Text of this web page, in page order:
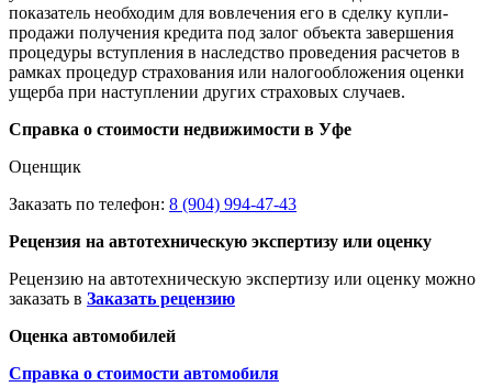
показатель необходим для вовлечения его в сделку купли-
продажи получения кредита под залог объекта завершения
процедуры вступления в наследство проведения расчетов в
рамках процедур страхования или налогообложения оценки
ущерба при наступлении других страховых случаев.
Справка о стоимости недвижимости в Уфе
Оценщик
Заказать по телефон: 8 (904) 994-47-43
Рецензия на автотехническую экспертизу или оценку
Рецензию на автотехническую экспертизу или оценку можно
заказать в Заказать рецензию
Оценка автомобилей
Справка о стоимости автомобиля